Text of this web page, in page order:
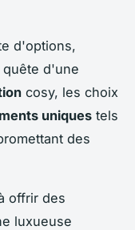
d'options,
d'une
cosy, les choix
uniques tels
des
offrir des
luxueuse